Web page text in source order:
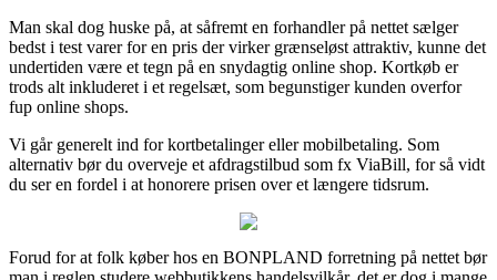
Man skal dog huske på, at såfremt en forhandler på nettet sælger
bedst i test varer for en pris der virker grænseløst attraktiv, kunne det
undertiden være et tegn på en snydagtig online shop. Kortkøb er
trods alt inkluderet i et regelsæt, som begunstiger kunden overfor
fup online shops.
Vi går generelt ind for kortbetalinger eller mobilbetaling. Som
alternativ bør du overveje et afdragstilbud som fx ViaBill, for så vidt
du ser en fordel i at honorere prisen over et længere tidsrum.
Forud for at folk køber hos en BONPLAND forretning på nettet bør